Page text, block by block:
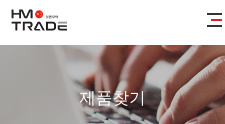
제품찾기